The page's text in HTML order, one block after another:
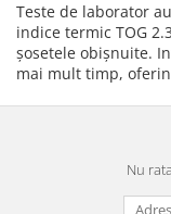
Teste de laborator
indice termic TOG
șosetele obișnuite.
mai mult timp,
Nu